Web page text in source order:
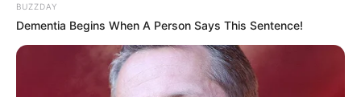
BUZZDAY
Dementia Begins When A Person Says This Sentence!